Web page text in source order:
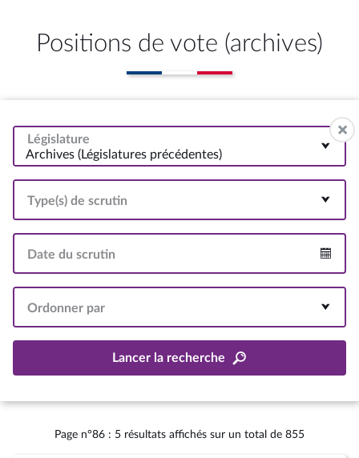
Positions de vote (archives)
Législature
Archives (Législatures précédentes)
Type(s) de scrutin
Date du scrutin
Ordonner par
Lancer la recherche
Page n°86 : 5 résultats affichés sur un total de 855